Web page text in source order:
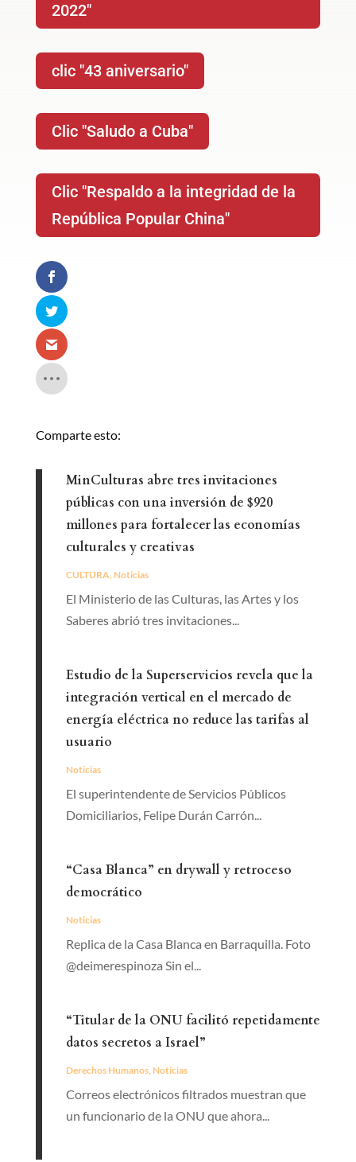
2022"
clic "43 aniversario"
Clic "Saludo a Cuba"
Clic "Respaldo a la integridad de la
República Popular China"
Comparte esto:
MinCulturas abre tres invitaciones
públicas con una inversión de $920
millones para fortalecer las economías
culturales y creativas
CULTURA Noticias
El Ministerio de las Culturas, las Artes y los
Saberes abrió tres invitaciones...
Estudio de la Superservicios revela que la
integración vertical en el mercado de
energía eléctrica no reduce las tarifas al
usuario
Noticias
El superintendente de Servicios Públicos
Domiciliarios, Felipe Durán Carrón...
“Casa Blanca” en drywall y retroceso
democrático
Noticias
Replica de la Casa Blanca en Barraquilla. Foto
@deimerespinoza Sin el...
“Titular de la ONU facilitó repetidamente
datos secretos a Israel”
Derechos Humanos, Noticias
Correos electrónicos filtrados muestran que
un funcionario de la ONU que ahora...